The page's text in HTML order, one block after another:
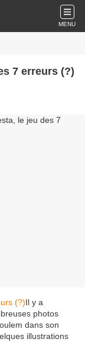
MENU
7 erreurs (?)
Il y a
photos
dans son
illustrations